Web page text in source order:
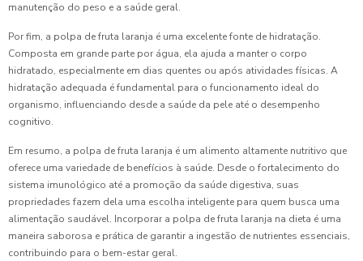
manutenção do peso e a saúde geral.
Por fim, a polpa de fruta laranja é uma excelente fonte de hidratação.
Composta em grande parte por água, ela ajuda a manter o corpo
hidratado, especialmente em dias quentes ou após atividades físicas. A
hidratação adequada é fundamental para o funcionamento ideal do
organismo, influenciando desde a saúde da pele até o desempenho
cognitivo.
Em resumo, a polpa de fruta laranja é um alimento altamente nutritivo que
oferece uma variedade de benefícios à saúde. Desde o fortalecimento do
sistema imunológico até a promoção da saúde digestiva, suas
propriedades fazem dela uma escolha inteligente para quem busca uma
alimentação saudável. Incorporar a polpa de fruta laranja na dieta é uma
maneira saborosa e prática de garantir a ingestão de nutrientes essenciais,
contribuindo para o bem-estar geral.